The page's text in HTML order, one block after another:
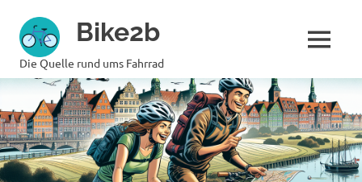
Inhalt
springen
Bike2b
Die Quelle rund ums Fahrrad
MENÜ